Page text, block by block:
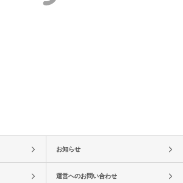
お知らせ
運営へのお問い合わせ